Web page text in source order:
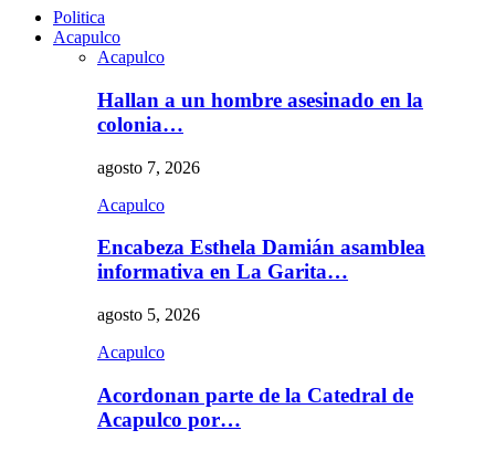
Politica
Acapulco
Acapulco
Hallan a un hombre asesinado en la
colonia…
agosto 7, 2026
Acapulco
Encabeza Esthela Damián asamblea
informativa en La Garita…
agosto 5, 2026
Acapulco
Acordonan parte de la Catedral de
Acapulco por…